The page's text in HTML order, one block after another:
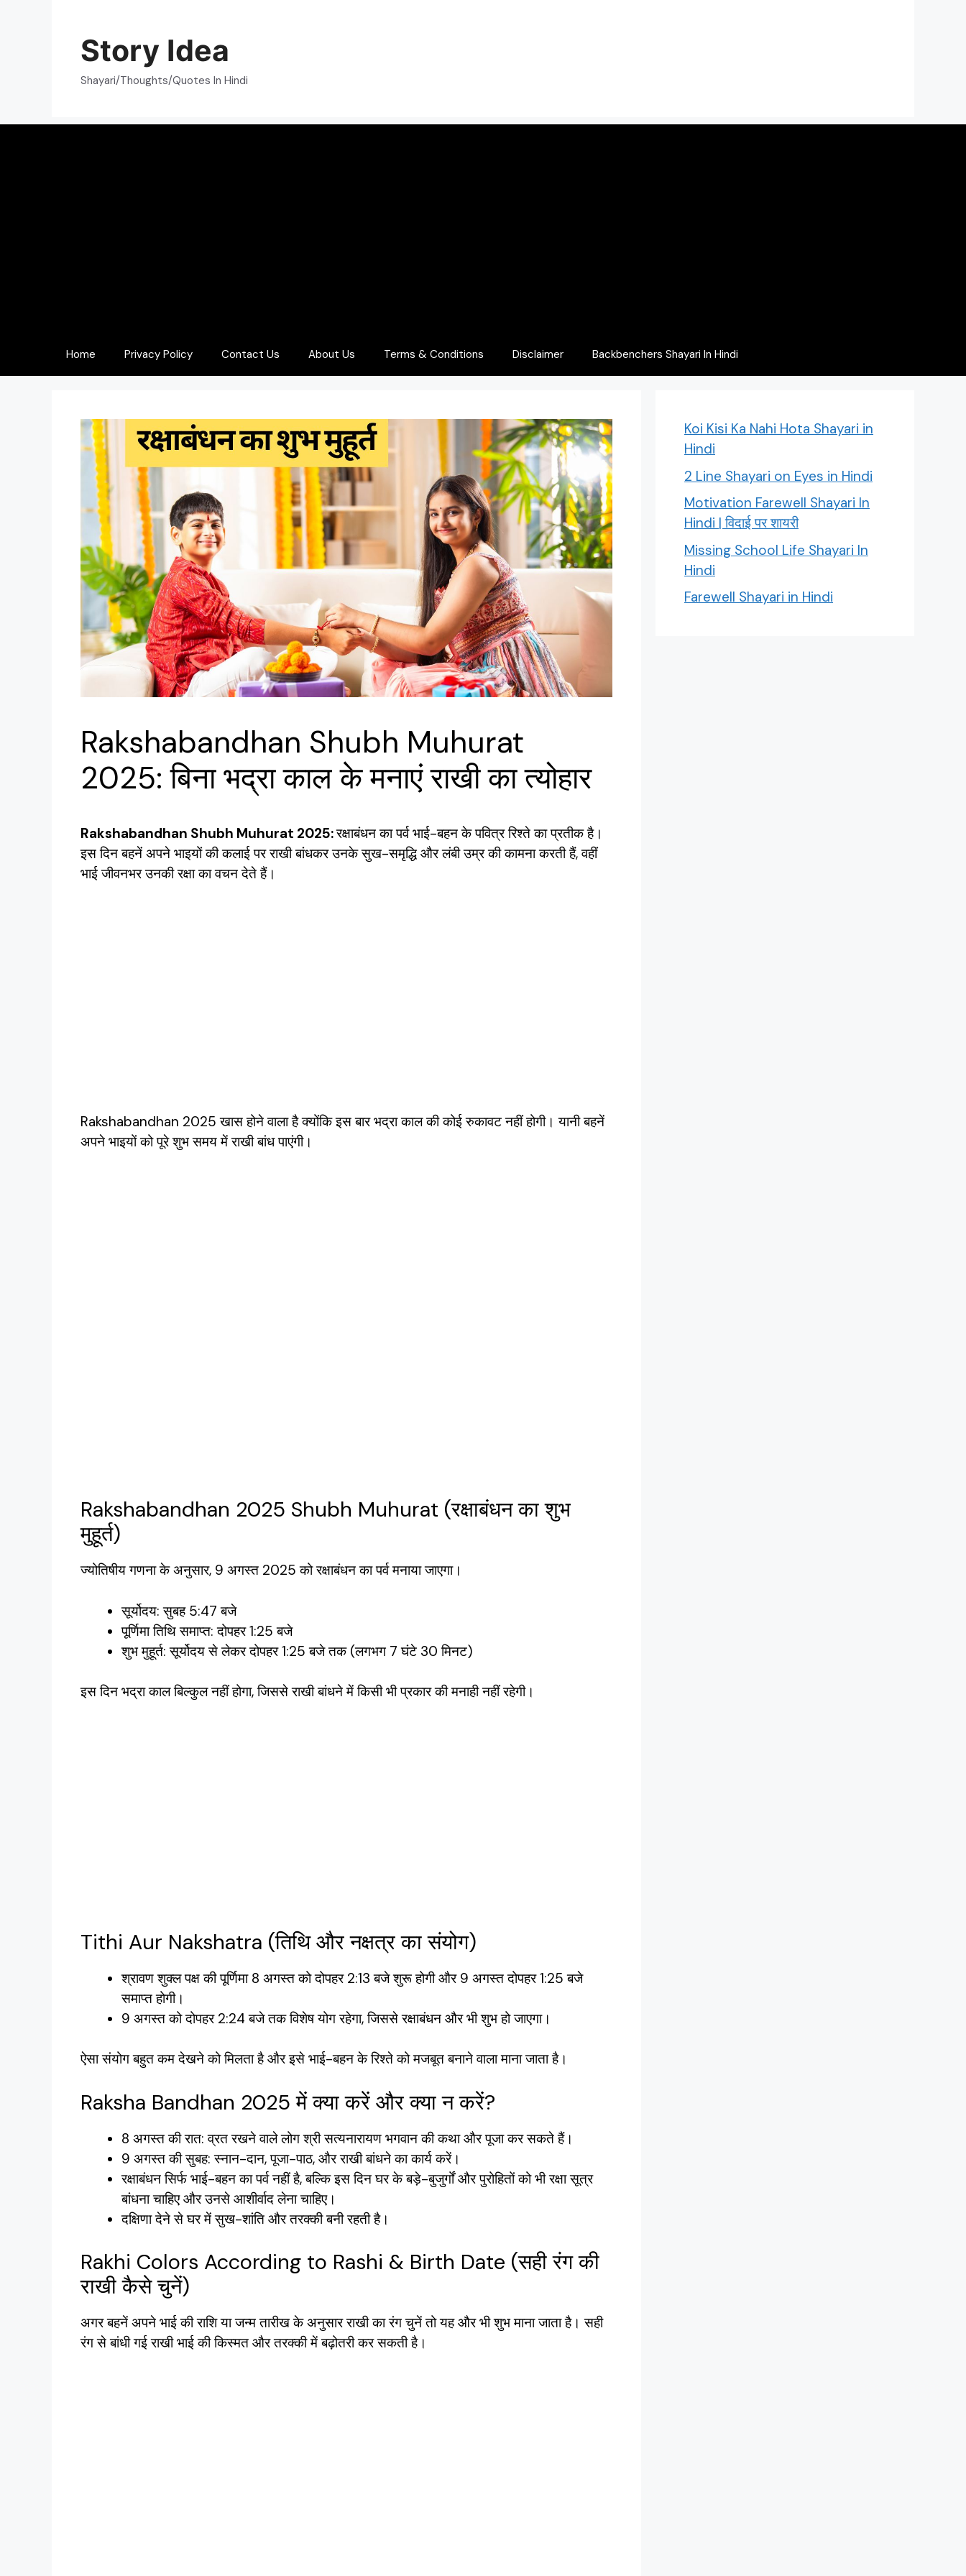
Story Idea
Shayari/Thoughts/Quotes In Hindi
Home Privacy Policy Contact Us About Us Terms & Conditions Disclaimer Backbenchers Shayari In Hindi
Rakshabandhan Shubh Muhurat
2025: बिना भद्रा काल के मनाएं राखी का त्योहार
Rakshabandhan Shubh Muhurat 2025:रक्षाबंधन का पर्व भाई-बहन के पवित्र रिश्ते का प्रतीक है।
इस दिन बहनें अपने भाइयों की कलाई पर राखी बांधकर उनके सुख-समृद्धि और लंबी उम्र की कामना करती हैं, वहीं
भाई जीवनभर उनकी रक्षा का वचन देते हैं।
Rakshabandhan 2025 खास होने वाला है क्योंकि इस बार भद्रा काल की कोई रुकावट नहीं होगी। यानी बहनें
अपने भाइयों को पूरे शुभ समय में राखी बांध पाएंगी।
Rakshabandhan 2025 Shubh Muhurat (रक्षाबंधन का शुभ
मुहूर्त)
ज्योतिषीय गणना के अनुसार, 9 अगस्त 2025 को रक्षाबंधन का पर्व मनाया जाएगा।
सूर्योदय: सुबह 5:47 बजे
पूर्णिमा तिथि समाप्त: दोपहर 1:25 बजे
शुभ मुहूर्त: सूर्योदय से लेकर दोपहर 1:25 बजे तक (लगभग 7 घंटे 30 मिनट)
इस दिन भद्रा काल बिल्कुल नहीं होगा, जिससे राखी बांधने में किसी भी प्रकार की मनाही नहीं रहेगी।
Tithi Aur Nakshatra (तिथि और नक्षत्र का संयोग)
श्रावण शुक्ल पक्ष की पूर्णिमा 8 अगस्त को दोपहर 2:13 बजे शुरू होगी और 9 अगस्त दोपहर 1:25 बजे
समाप्त होगी।
9 अगस्त को दोपहर 2:24 बजे तक विशेष योग रहेगा, जिससे रक्षाबंधन और भी शुभ हो जाएगा।
ऐसा संयोग बहुत कम देखने को मिलता है और इसे भाई-बहन के रिश्ते को मजबूत बनाने वाला माना जाता है।
Raksha Bandhan 2025 में क्या करें और क्या न करें?
8 अगस्त की रात: व्रत रखने वाले लोग श्री सत्यनारायण भगवान की कथा और पूजा कर सकते हैं।
9 अगस्त की सुबह: स्नान-दान, पूजा-पाठ, और राखी बांधने का कार्य करें।
रक्षाबंधन सिर्फ भाई-बहन का पर्व नहीं है, बल्कि इस दिन घर के बड़े-बुजुर्गों और पुरोहितों को भी रक्षा सूत्र
बांधना चाहिए और उनसे आशीर्वाद लेना चाहिए।
दक्षिणा देने से घर में सुख-शांति और तरक्की बनी रहती है।
Rakhi Colors According to Rashi & Birth Date (सही रंग की
राखी कैसे चुनें)
अगर बहनें अपने भाई की राशि या जन्म तारीख के अनुसार राखी का रंग चुनें तो यह और भी शुभ माना जाता है। सही
रंग से बांधी गई राखी भाई की किस्मत और तरक्की में बढ़ोतरी कर सकती है।
Koi Kisi Ka Nahi Hota Shayari in
Hindi
2 Line Shayari on Eyes in Hindi
Motivation Farewell Shayari In
Hindi | विदाई पर शायरी
Missing School Life Shayari In
Hindi
Farewell Shayari in Hindi